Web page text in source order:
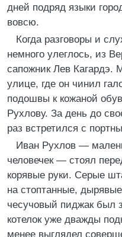
дней подряд языки
вовсю.
Когда разговоры и
немного улеглось, из
сапожник Лев Кагардэ.
улице, где он чинил
подошвы к кожаной
Рухлову. За день до
раз встретился с
Иван Рухлов —
человечек — стоял
корявые руки. Серые
на стоптанные,
чесучовый пиджак был
котелок уже дважды
менее выглядел